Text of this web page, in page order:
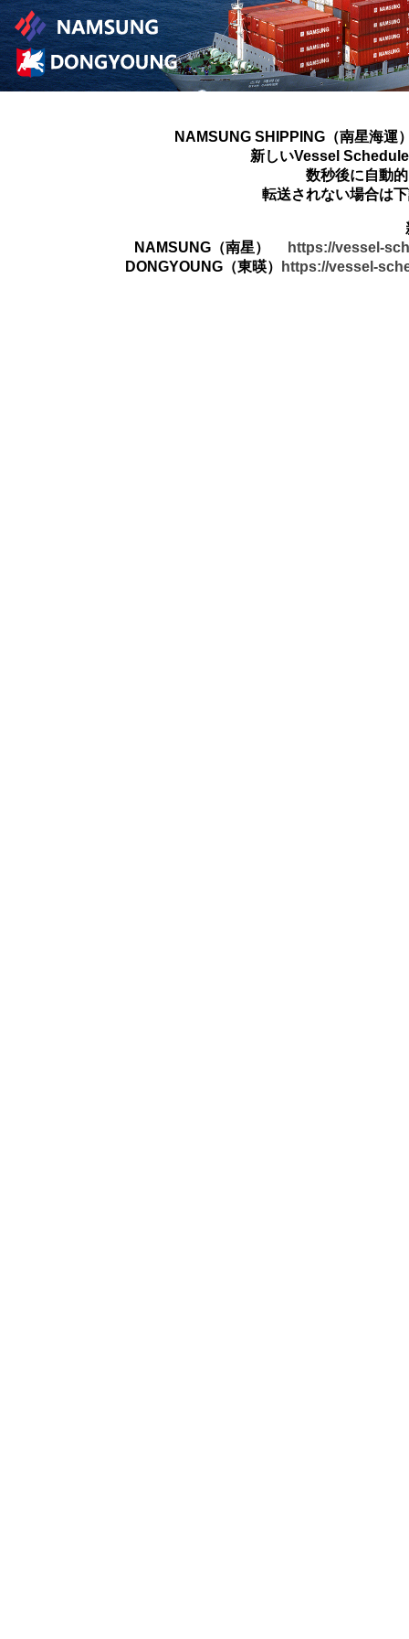
NAMSUNG SHIPPING（南星海運
新しいVessel
数秒後に自動
転送されない場合は
NAMSUNG（南星）
https://vessel-
DONGYOUNG（東暎）
https://vessel-